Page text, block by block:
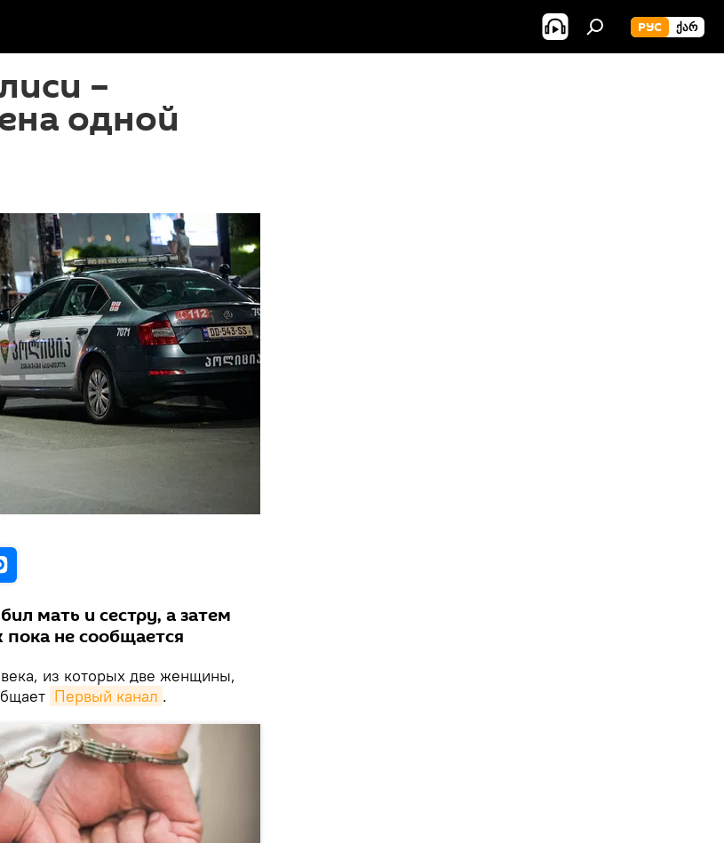
РУС ᲥᲐᲠ
–
одной
мать и сестру, а затем
пока не сообщается
из которых две женщины,
Первый канал .